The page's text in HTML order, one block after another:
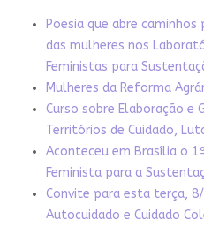
Poesia que abre
das mulheres nos
Feministas para
Mulheres da Reforma
Curso sobre Elaboração e
Territórios de Cuidado,
Aconteceu em Brasília o
Feminista para a
Convite para esta terça, 8/
Autocuidado e Cuidado